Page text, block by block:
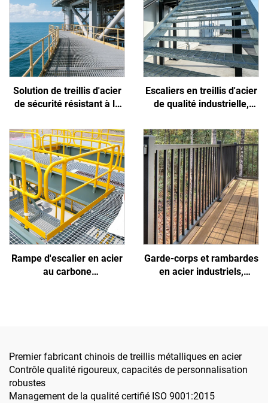
Solution de treillis d'acier
de sécurité résistant à la
conçue spécifiquement
pour les environnements
extrêmes des plates-
formes offshore et des
ports
Escaliers en treillis d'acier
de qualité industrielle,
installer, adaptés aux
projets municipaux, de
construction, aux parcs et
aux passages supérieurs
Rampe d'escalier en acier
au carbone
Garde-corps et rambardes
en acier industriels,
Premier fabricant chinois de treillis métalliques en acier
Contrôle qualité rigoureux, capacités de personnalisation
robustes
Management de la qualité certifié ISO 9001:2015